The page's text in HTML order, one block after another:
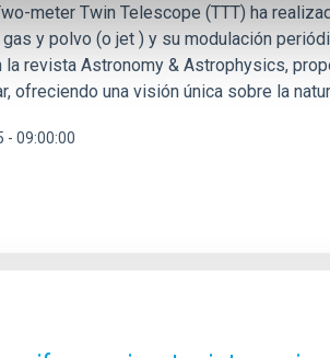
meter Twin Telescope (TTT) ha
y polvo (o jet ) y su modulación
revista Astronomy & Astrophysics,
ofreciendo una visión única sobre la
- 09:00:00